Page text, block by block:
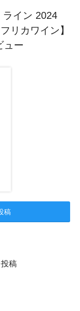
イン 2024
リカワイン】
ュー
稿
稿